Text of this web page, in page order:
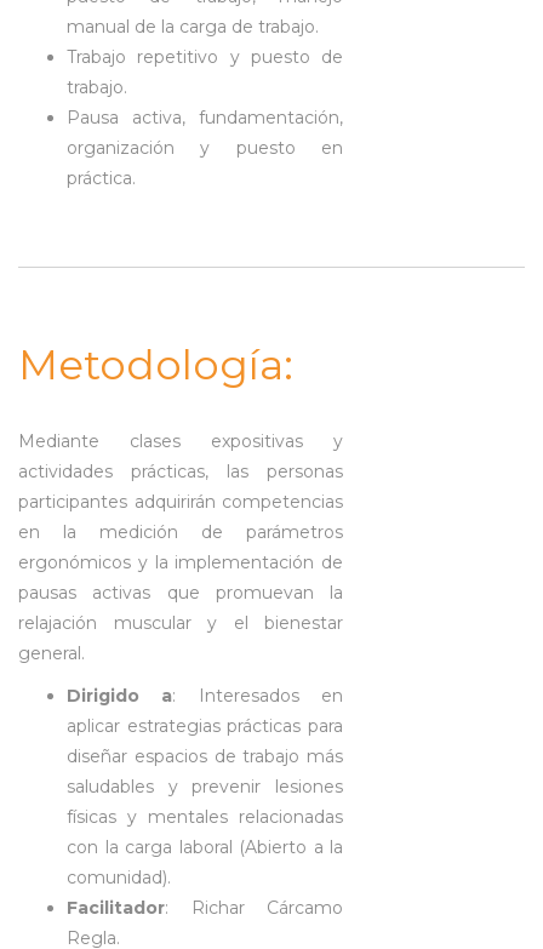
manual de la carga de trabajo.
Trabajo repetitivo y puesto de
trabajo.
Pausa activa, fundamentación,
organización y puesto en
práctica.
Metodología:
Mediante clases expositivas y
actividades prácticas, las personas
participantes adquirirán competencias
en la medición de parámetros
ergonómicos y la implementación de
pausas activas que promuevan la
relajación muscular y el bienestar
general.
Dirigido a: Interesados en
aplicar estrategias prácticas para
diseñar espacios de trabajo más
saludables y prevenir lesiones
físicas y mentales relacionadas
con la carga laboral (Abierto a la
comunidad).
Facilitador: Richar Cárcamo
Regla.